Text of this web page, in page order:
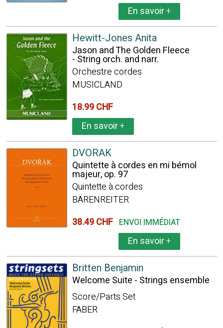
En savoir+
Hewitt-Jones Anita
Jason and The Golden Fleece
- String orch. and narr.
Orchestre cordes
MUSICLAND
18.99 CHF
En savoir+
DVORAK
Quintette à cordes en mi bémol
majeur, op. 97
Quintette à cordes
BÄRENREITER
38.49 CHF ENVOI IMMÉDIAT
En savoir+
Britten Benjamin
Welcome Suite - Strings ensemble
Score/Parts Set
FABER